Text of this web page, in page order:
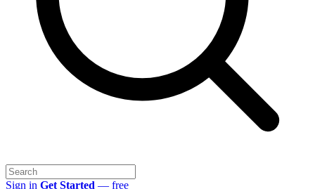
Sign in Get Started — free